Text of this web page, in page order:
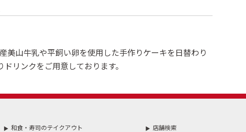
美山牛乳や平飼い卵を使用した手作りケーキを日替わり
リンクをご用意しております。
和食・寿司のテイクアウト
店舗検索